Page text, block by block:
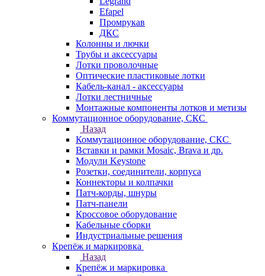
Efapel
Промрукав
ДКС
Колонны и лючки
Трубы и аксессуары
Лотки проволочные
Оптические пластиковые лотки
Кабель-канал - аксессуары
Лотки лестничные
Монтажные компоненты лотков и метизы
Коммутационное оборудование, СКС
Назад
Коммутационное оборудование, СКС
Вставки и рамки Mosaic, Brava и др.
Модули Keystone
Розетки, соединители, корпуса
Коннекторы и колпачки
Патч-корды, шнуры
Патч-панели
Кроссовое оборудование
Кабельные сборки
Индустриальные решения
Крепёж и маркировка
Назад
Крепёж и маркировка